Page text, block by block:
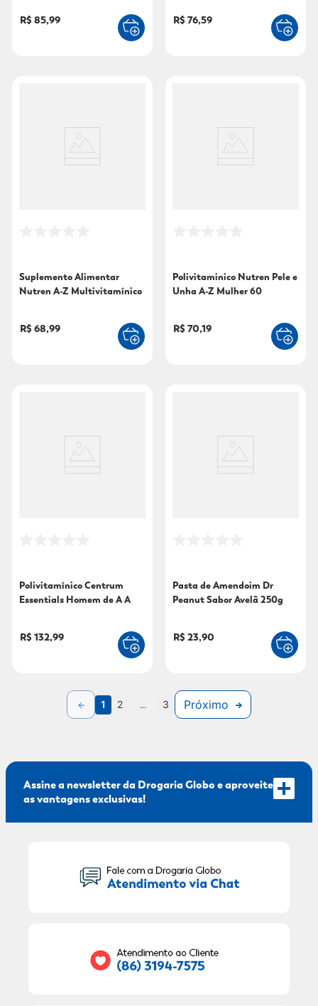
R$ 85,99 R$ 76,59
Suplemento Alimentar
Nutren A-Z Multivitamínico
R$ 68,99
Polivitaminico Nutren Pele e
Unha A-Z Mulher 60
R$ 70,19
Polivitamínico Centrum
Essentials Homem de A A
R$ 132,99
Pasta de Amendoim Dr
Peanut Sabor Avelã 250g
R$ 23,90
1 2 ... 3 Próximo
Assine a newsletter da Drogaria Globo e aproveite
as vantagens exclusivas!